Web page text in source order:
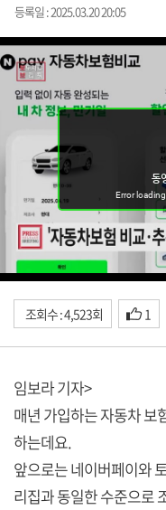
등록일 : 2025.03.20 20:05
조회수 : 4,523회 1
임보라 기자>
매년 가입하는 자동차 보
하는데요.
앞으로는 네이버페이와
리집과 동일한 수준으로